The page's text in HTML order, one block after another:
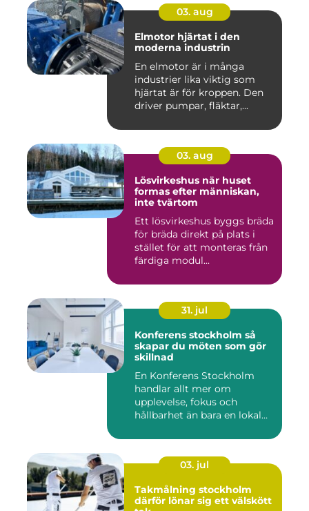
03. aug
Elmotor hjärtat i den
moderna industrin
En elmotor är i många
industrier lika viktig som
hjärtat är för kroppen. Den
driver pumpar, fläktar,...
03. aug
Lösvirkeshus när huset
formas efter människan,
inte tvärtom
Ett lösvirkeshus byggs bräda
för bräda direkt på plats i
stället för att monteras från
färdiga modul...
31. jul
Konferens stockholm så
skapar du möten som gör
skillnad
En Konferens Stockholm
handlar allt mer om
upplevelse, fokus och
hållbarhet än bara en lokal
03. jul
Takmålning stockholm
därför lönar sig ett välskött